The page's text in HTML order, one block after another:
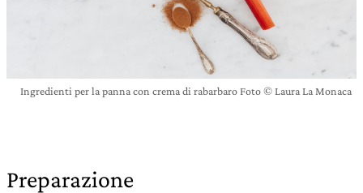
Ingredienti per la panna con crema di rabarbaro Foto © Laura La Monaca
Preparazione